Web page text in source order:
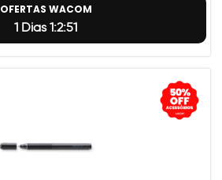
OFERTAS WACOM
1 Dias 1:2:50